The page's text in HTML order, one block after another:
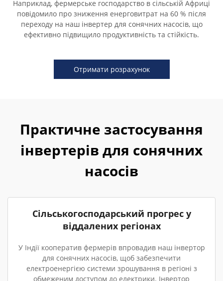
Наприклад, фермерське господарство в сільській Африці
повідомило про зниження енерговитрат на 60 % після
переходу на наш інвертер для сонячних насосів, що
ефективно підвищило продуктивність та стійкість.
Отримати розрахунок
Практичне застосування
інвертерів для сонячних
насосів
Сільськогосподарський прогрес у
віддалених регіонах
У Індії кооператив фермерів впровадив наш інвертор
для сонячних насосів, щоб забезпечити
електроенергією системи зрошування в регіоні з
обмеженим доступом до електрики. Інвертор